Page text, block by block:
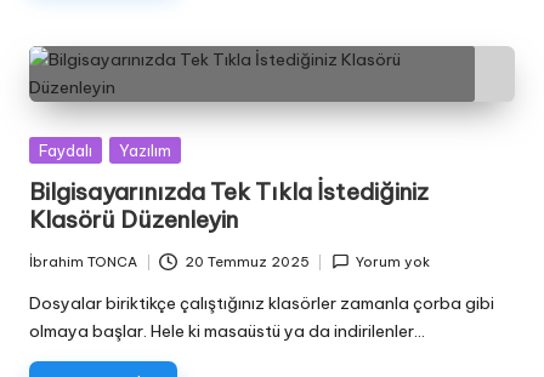
Posted
Faydalı Yazılım
Bilgisayarınızda Tek Tıkla İstediğiniz
Klasörü Düzenleyin
by
İbrahim TONCA 20 Temmuz 2025 Yorum yok
Dosyalar biriktikçe çalıştığınız klasörler zamanla çorba gibi
olmaya başlar. Hele ki masaüstü ya da indirilenler…